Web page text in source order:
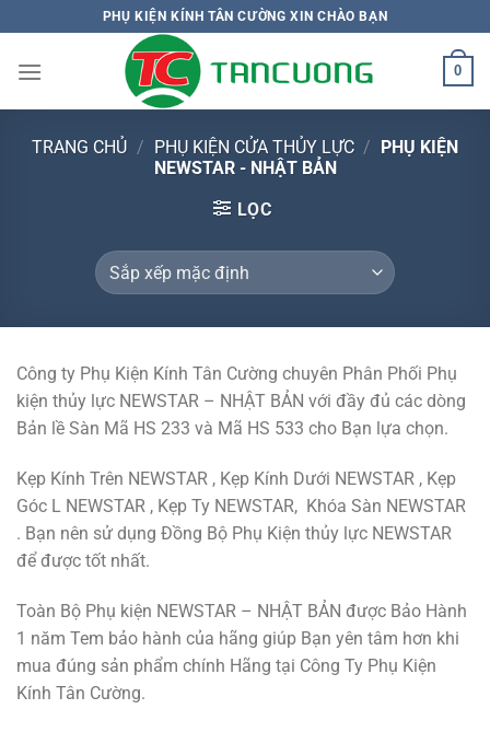
qua
nội
PHỤ KIỆN KÍNH TÂN CƯỜNG XIN CHÀO BẠN
0
TRANG CHỦ / PHỤ KIỆN CỬA THỦY LỰC / PHỤ KIỆN
NEWSTAR - NHẬT BẢN
LỌC
Công ty Phụ Kiện Kính Tân Cường chuyên Phân Phối Phụ
kiện thủy lực NEWSTAR – NHẬT BẢN với đầy đủ các dòng
Bản lề Sàn Mã HS 233 và Mã HS 533 cho Bạn lựa chọn.
Kẹp Kính Trên NEWSTAR , Kẹp Kính Dưới NEWSTAR , Kẹp
Góc L NEWSTAR , Kẹp Ty NEWSTAR, Khóa Sàn NEWSTAR
. Bạn nên sử dụng Đồng Bộ Phụ Kiện thủy lực NEWSTAR
để được tốt nhất.
Toàn Bộ Phụ kiện NEWSTAR – NHẬT BẢN được Bảo Hành
1 năm Tem bảo hành của hãng giúp Bạn yên tâm hơn khi
mua đúng sản phẩm chính Hãng tại Công Ty Phụ Kiện
Kính Tân Cường.